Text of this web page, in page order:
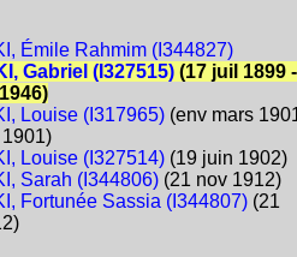
Émile Rahmim (I344827)
Gabriel (I327515)(17 juil 1899 -
Louise (I317965)(env mars
Louise (I327514)(19 juin 1902)
Sarah (I344806)(21 nov 1912)
Fortunée Sassia (I344807)(21